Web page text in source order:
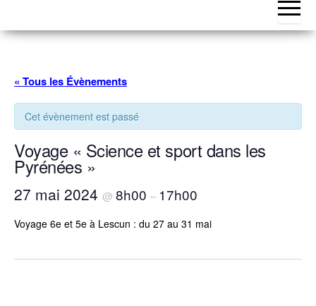
« Tous les Évènements
Cet évènement est passé
Voyage « Science et sport dans les
Pyrénées »
27 mai 2024 @ 8h00 – 17h00
Voyage 6e et 5e à Lescun : du 27 au 31 mai